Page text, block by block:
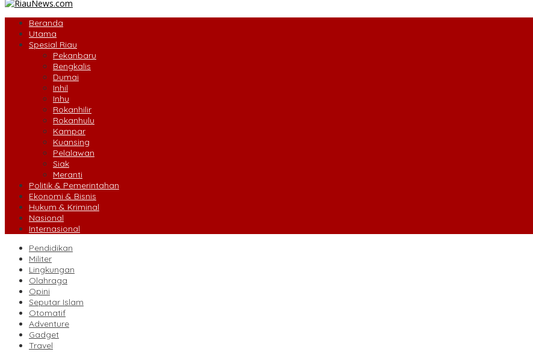
Beranda
Utama
Spesial Riau
Pekanbaru
Bengkalis
Dumai
Inhil
Inhu
Rokanhilir
Rokanhulu
Kampar
Kuansing
Pelalawan
Siak
Meranti
Politik & Pemerintahan
Ekonomi & Bisnis
Hukum & Kriminal
Nasional
Internasional
Pendidikan
Militer
Lingkungan
Olahraga
Opini
Seputar Islam
Otomatif
Adventure
Gadget
Travel